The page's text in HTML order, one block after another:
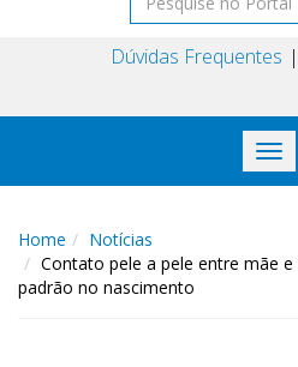
Dúvidas Frequentes
Home
Notícias
Contato pele a pele entre mãe
padrão no nascimento